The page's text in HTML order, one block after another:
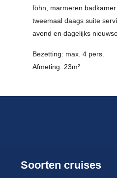
föhn, marmeren
tweemaal daags suite
avond en dagelijks
Bezetting: max. 4 pers.
Afmeting: 23m²
Soorten cruises